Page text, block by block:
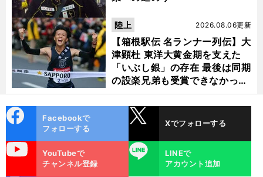
【箱根駅伝 名ランナー列伝】大
津顕杜 東洋大黄金期を支えた
「いぶし銀」の存在 最後は同期
の設楽兄弟も受賞できなかった
金栗杯に輝く
2026.08.06更新
陸上
ok
Facebookで
フォローする
Xでフォローする
YouTubeで
チャンネル登録
LINE
LINEで
アカウント追加